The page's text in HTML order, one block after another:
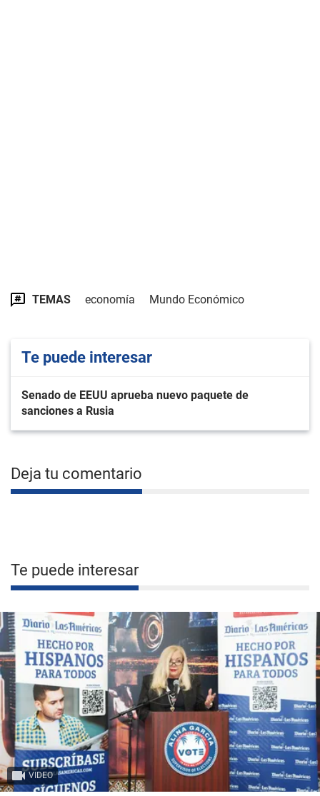
TEMAS economía Mundo Económico
Te puede interesar
Senado de EEUU aprueba nuevo paquete de
sanciones a Rusia
Deja tu comentario
Te puede interesar
VIDEO